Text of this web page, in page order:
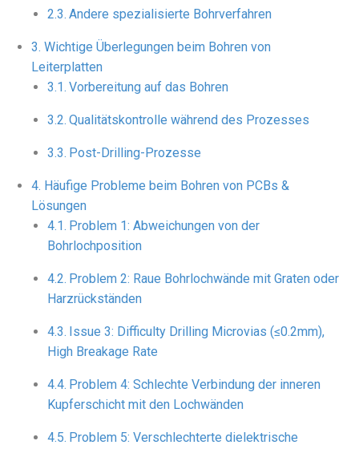
Andere spezialisierte Bohrverfahren
Wichtige Überlegungen beim Bohren von
Leiterplatten
Vorbereitung auf das Bohren
Qualitätskontrolle während des Prozesses
Post-Drilling-Prozesse
Häufige Probleme beim Bohren von PCBs &
Lösungen
Problem 1: Abweichungen von der
Bohrlochposition
Problem 2: Raue Bohrlochwände mit Graten oder
Harzrückständen
Issue 3: Difficulty Drilling Microvias (≤0.2mm),
High Breakage Rate
Problem 4: Schlechte Verbindung der inneren
Kupferschicht mit den Lochwänden
Problem 5: Verschlechterte dielektrische